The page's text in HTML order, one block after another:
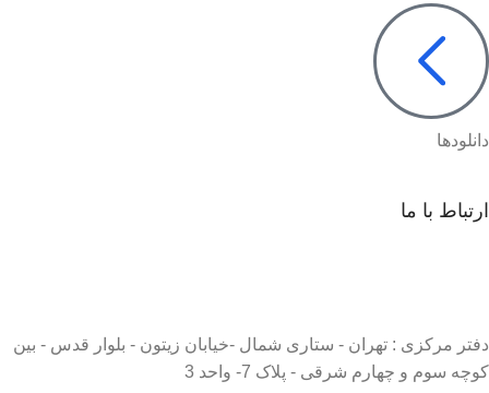
دانلودها
ارتباط با ما
دفتر مرکزی : تهران - ستاری شمال -خیابان زیتون - بلوار قدس - بین
کوچه سوم و چهارم شرقی - پلاک 7- واحد 3